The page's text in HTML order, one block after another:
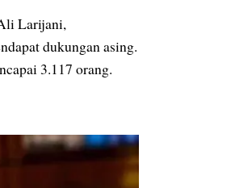
Larijani,
dukungan asing.
3.117 orang.